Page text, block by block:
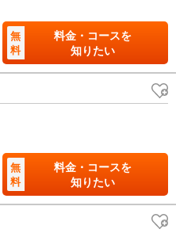
無
料
料金・コースを
知りたい
無
料
料金・コースを
知りたい